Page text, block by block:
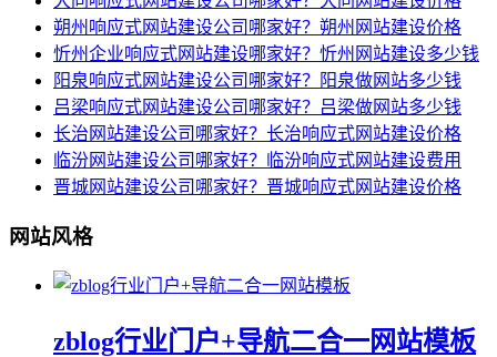
朔州响应式网站建设公司哪家好？朔州网站建设价格
忻州企业响应式网站建设哪家好？忻州网站建设多少钱
阳泉响应式网站建设公司哪家好？阳泉做网站多少钱
吕梁响应式网站建设公司哪家好？吕梁做网站多少钱
长治网站建设公司哪家好？长治响应式网站建设价格
临汾网站建设公司哪家好？临汾响应式网站建设费用
晋城网站建设公司哪家好？晋城响应式网站建设价格
网站风格
zblog行业门户+导航二合一网站模板